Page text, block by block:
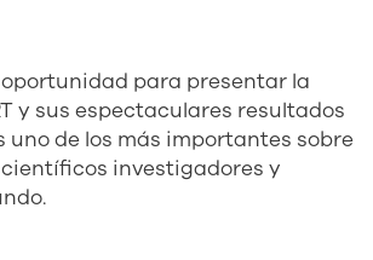
para presentar la
y sus espectaculares resultados
uno de los más importantes sobre
investigadores y